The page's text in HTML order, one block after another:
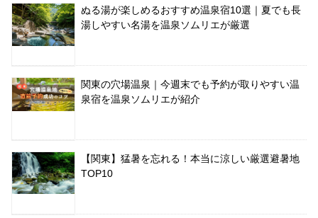
ぬる湯が楽しめるおすすめ温泉宿10選｜夏でも長
湯しやすい名湯を温泉ソムリエが厳選
関東の穴場温泉｜今週末でも予約が取りやすい温
泉宿を温泉ソムリエが紹介
【関東】猛暑を忘れる！本当に涼しい厳選避暑地
TOP10